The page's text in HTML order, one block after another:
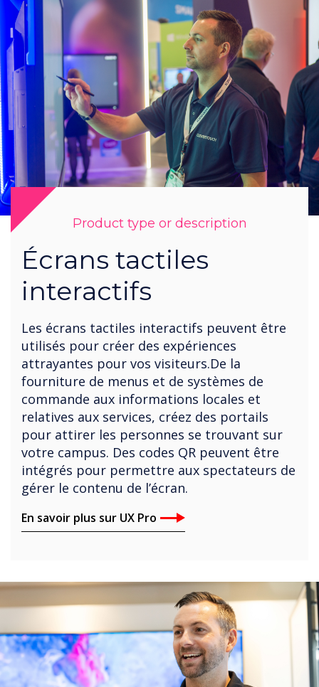
Product type or description
Écrans tactiles
interactifs
Les écrans tactiles interactifs peuvent être
utilisés pour créer des expériences
attrayantes pour vos visiteurs.De la
fourniture de menus et de systèmes de
commande aux informations locales et
relatives aux services, créez des portails
pour attirer les personnes se trouvant sur
votre campus. Des codes QR peuvent être
intégrés pour permettre aux spectateurs de
gérer le contenu de l’écran.
En savoir plus sur UX Pro